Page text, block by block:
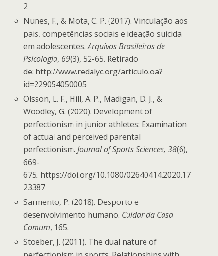
2
Nunes, F., & Mota, C. P. (2017). Vinculação aos
pais, competências sociais e ideação suicida
em adolescentes.Arquivos Brasileiros de
Psicologia, 69(3), 52-65. Retirado
de: http://www.redalyc.org/articulo.oa?
id=229054050005
Olsson, L. F., Hill, A. P., Madigan, D. J., &
Woodley, G. (2020). Development of
perfectionism in junior athletes: Examination
of actual and perceived parental
perfectionism.Journal of Sports Sciences, 38(6),
669-
675. https://doi.org/10.1080/02640414.2020.17
23387
Sarmento, P. (2018). Desporto e
desenvolvimento humano. Cuidar da Casa
Comum, 165.
Stoeber, J. (2011). The dual nature of